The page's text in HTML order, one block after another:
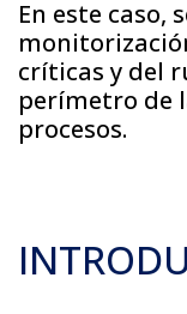
En este caso,
críticas y del
perímetro de
procesos.